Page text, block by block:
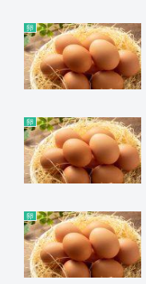
卵
卵
卵